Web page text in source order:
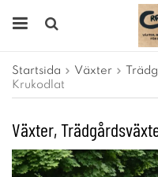
Startsida Växter
Krukodlat
Växter,